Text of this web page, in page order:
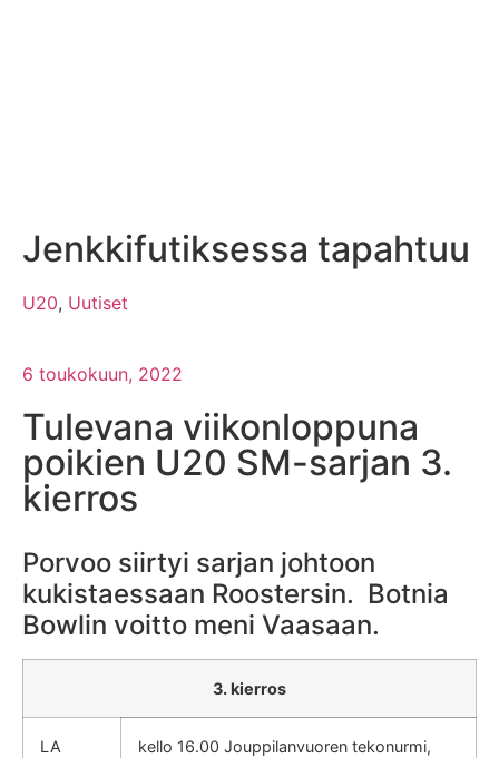
Jenkkifutiksessa tapahtuu
U20, Uutiset
6 toukokuun, 2022
Tulevana viikonloppuna
poikien U20 SM-sarjan 3.
kierros
Porvoo siirtyi sarjan johtoon
kukistaessaan Roostersin. Botnia
Bowlin voitto meni Vaasaan.
3. kierros
LA
kello 16.00 Jouppilanvuoren tekonurmi,